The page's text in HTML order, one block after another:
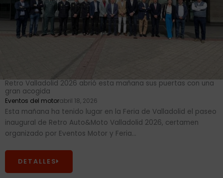
Retro Valladolid 2026 abrió esta mañana sus puertas con una
gran acogida
Eventos del motorabril 18, 2026
Esta mañana ha tenido lugar en la Feria de Valladolid el paseo
inaugural de Retro Auto&Moto Valladolid 2026, certamen
organizado por Eventos Motor y Feria...
DETALLES